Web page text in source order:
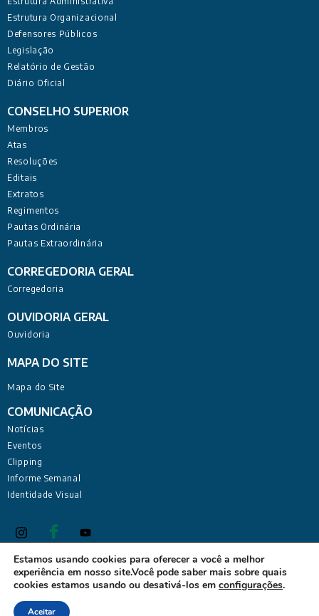
Estrutura Organizacional
Defensores Públicos
Legislação
Relatório de Gestão
Diário Oficial
CONSELHO SUPERIOR
Membros
Atas
Resoluções
Editais
Extratos
Regimentos
Pautas Ordinária
Pautas Extraordinária
CORREGEDORIA GERAL
Corregedoria
OUVIDORIA GERAL
Ouvidoria
MAPA DO SITE
Mapa do Site
COMUNICAÇÃO
Notícias
Eventos
Clipping
Informe Semanal
Identidade Visual
Defensoria Pública do Estado da Paraíba Sede Administrativa:
Rua Deputado Barreto Sobrinho, 168 - Tambiá, João Pessoa -
Estamos usando cookies para oferecer a você a melhor
experiência em nosso site.Você pode saber mais sobre quais
cookies estamos usando ou desativá-los em configurações.
Aceitar